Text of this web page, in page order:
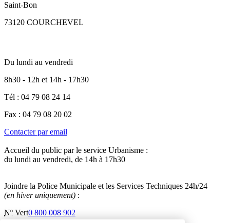
Saint-Bon
73120 COURCHEVEL
Du lundi au vendredi
8h30 - 12h et 14h - 17h30
Tél : 04 79 08 24 14
Fax : 04 79 08 20 02
Contacter par email
Accueil du public par le service Urbanisme :
du lundi au vendredi, de 14h à 17h30
Joindre la Police Municipale et les Services Techniques 24h/24
(en hiver uniquement) :
Nº Vert0 800 008 902